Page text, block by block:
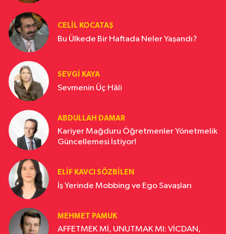
CELIL KOCATAŞ
Bu Ülkede Bir Haftada Neler Yaşandı?
SEVGI KAYA
Sevmenin Üç Hâli
ABDULLAH DAMAR
Kariyer Mağduru Öğretmenler Yönetmelik
Güncellemesi İstiyor!
ELIF KAVCI SÖZBILEN
İş Yerinde Mobbing ve Ego Savaşları
MEHMET PAMUK
AFFETMEK Mİ, UNUTMAK MI: VİCDAN,